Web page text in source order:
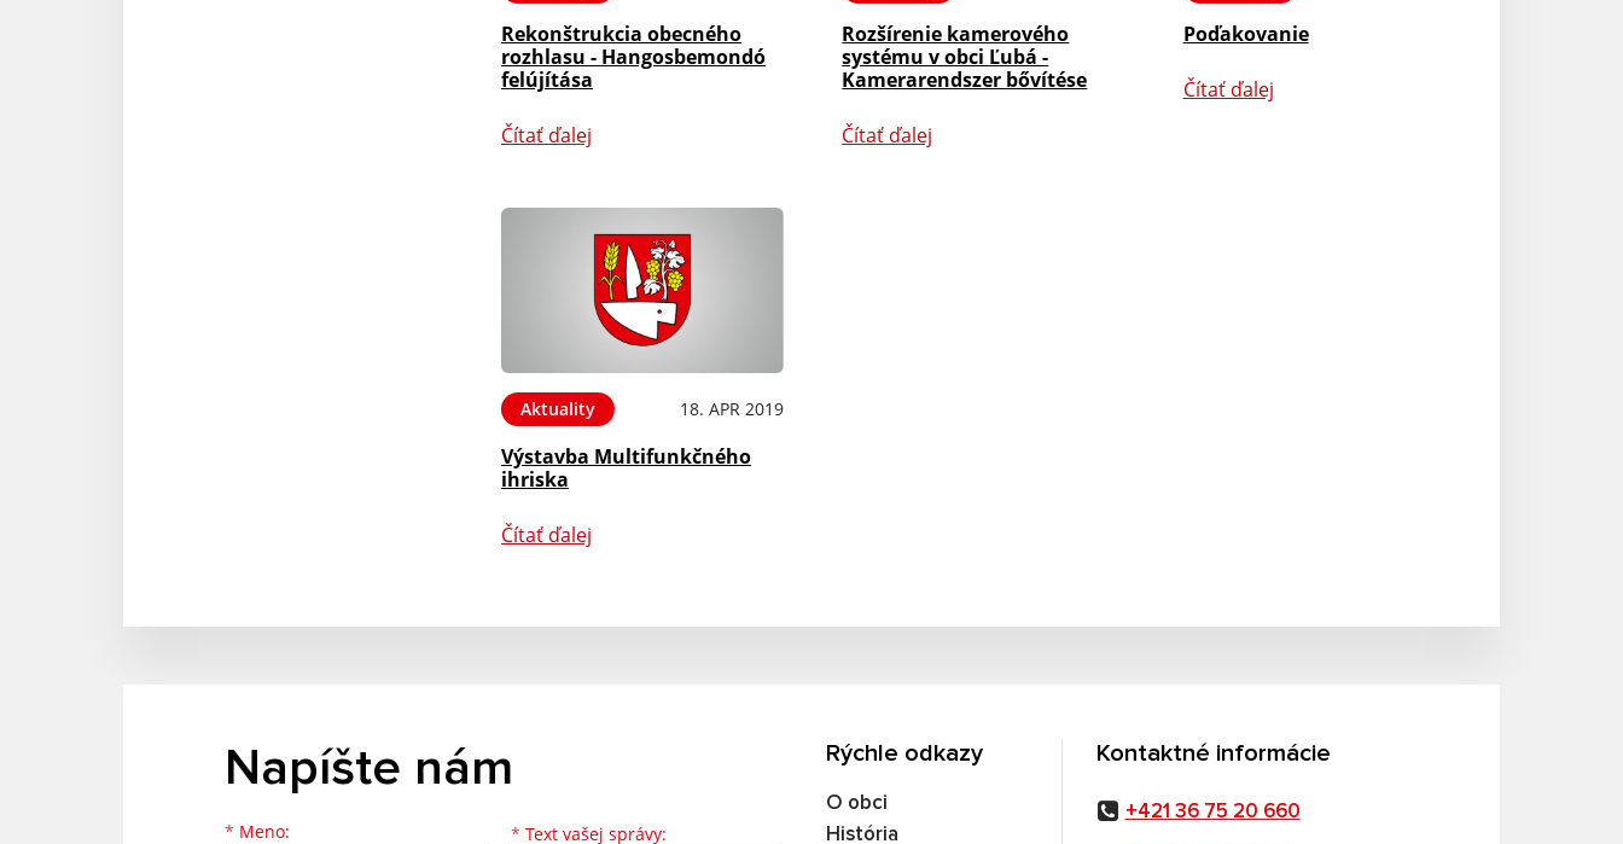
Rekonštrukcia obecného
rozhlasu - Hangosbemondó
felújítása
Čítať ďalej
Rozšírenie kamerového
systému v obci Ľubá -
Kamerarendszer bővítése
Čítať ďalej
Poďakovanie
Čítať ďalej
Aktuality 18. APR 2019
Výstavba Multifunkčného
ihriska
Čítať ďalej
Napíšte nám
* Meno:
Meno
Priezvisko
E-mailová adresa * Text vašej správy: Text vašej správy...
Rýchle odkazy
O obci
História
Kontaktné informácie
+421 36 75 20 660